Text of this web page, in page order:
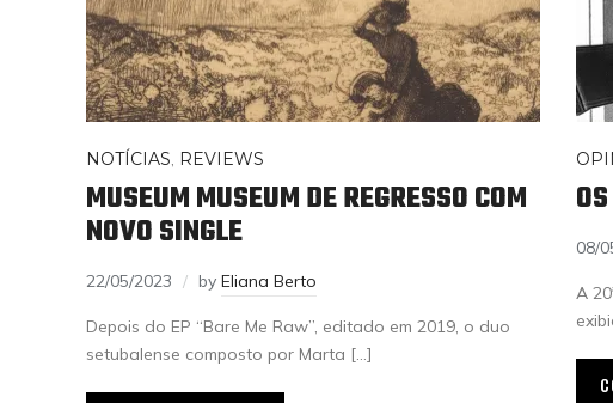
NOTÍCIAS REVIEWS
MUSEUM MUSEUM DE REGRESSO COM
NOVO SINGLE
22/05/2023 by Eliana Berto
Depois do EP “Bare Me Raw”, editado em 2019, o duo
setubalense composto por Marta […]
08/
A